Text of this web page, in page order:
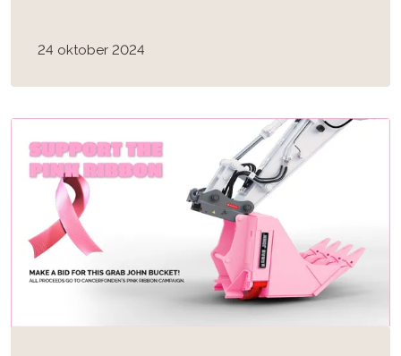
24 oktober 2024